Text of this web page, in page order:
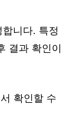
니다. 특정
결과 확인이
확인할 수